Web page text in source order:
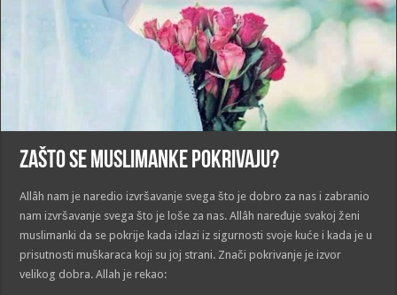
Zašto se muslimanke pokrivaju?
Allâh nam je naredio izvršavanje svega što je dobro za nas i zabranio
nam izvršavanje svega što je loše za nas. Allâh naređuje svakoj ženi
muslimanki da se pokrije kada izlazi iz sigurnosti svoje kuće i kada je u
prisutnosti muškaraca koji su joj strani. Znači pokrivanje je izvor
velikog dobra. Allah je rekao: